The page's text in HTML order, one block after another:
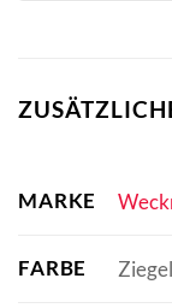
MARKE
FARBE